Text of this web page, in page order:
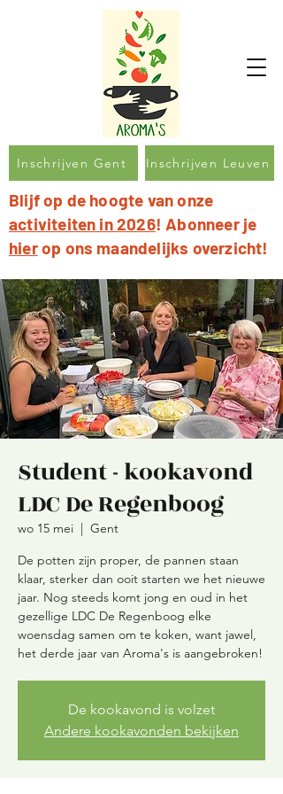
Inschrijven Gent Inschrijven Leuven
Blijf op de hoogte van onze
activiteiten in 2026! Abonneer je
hierop ons maandelijks overzicht!
Student - kookavond
LDC De Regenboog
wo 15 mei
  |
Gent
De potten zijn proper, de pannen staan
klaar, sterker dan ooit starten we het nieuwe
jaar. Nog steeds komt jong en oud in het
gezellige LDC De Regenboog elke
woensdag samen om te koken, want jawel,
De kookavond is volzet
Andere kookavonden bekijken